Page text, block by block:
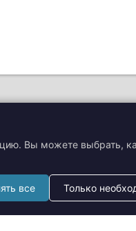
Вы можете выбрать,
все Только